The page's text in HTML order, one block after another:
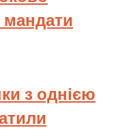
мандати
з однією